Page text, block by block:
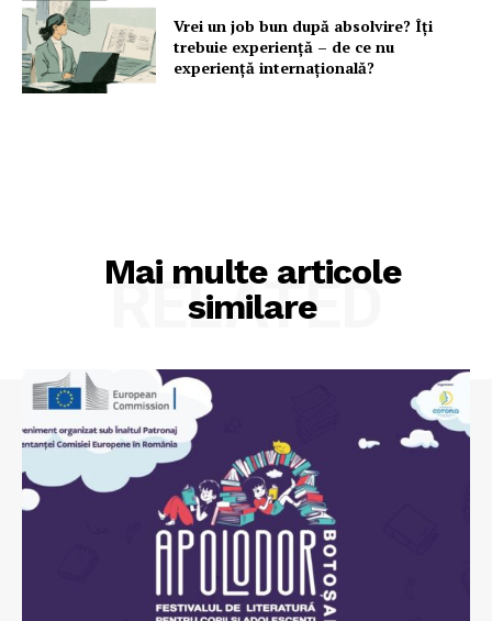
Vrei un job bun după absolvire? Îți
trebuie experiență – de ce nu
experiență internațională?
Mai multe articole
similare
RELATED